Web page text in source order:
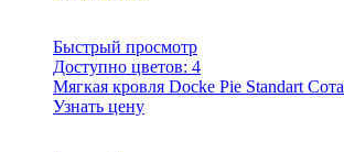
Быстрый просмотр
Доступно цветов: 4
Мягкая кровля Docke Pie Standart Сота
Узнать цену